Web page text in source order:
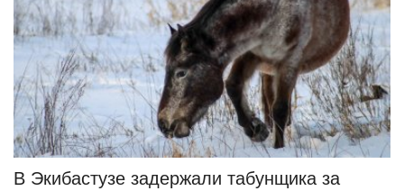
В Экибастузе задержали табунщика за